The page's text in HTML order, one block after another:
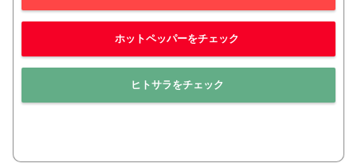
ホットペッパーをチェック
ヒトサラをチェック